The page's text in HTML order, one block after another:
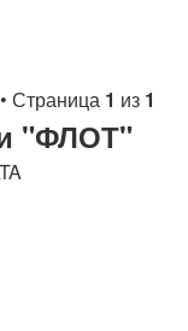
Страница 1 из 1
"ФЛОТ"